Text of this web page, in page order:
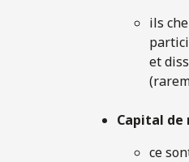
ils
et
Capital de
ce